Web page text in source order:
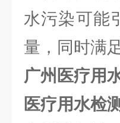
水污染可能
量，同时满
广州医疗用
医疗用水检